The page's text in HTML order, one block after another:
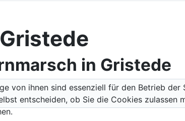
in Gristede
von ihnen sind essenziell für den Betrieb
entscheiden, ob Sie die Cookies